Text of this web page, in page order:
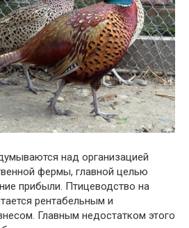
над организацией
фермы, главной целью
прибыли. Птицеводство на
рентабельным и
Главным недостатком этого